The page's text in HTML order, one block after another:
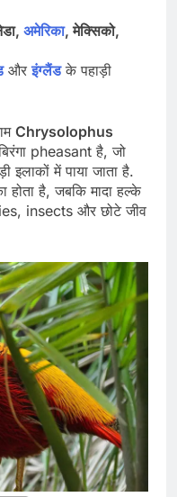
अमेरिका, मेक्सिको,
औरइंग्लैंडके पहाड़ी
Chrysolophus
pheasant है, जो
में पाया जाता है.
है, जबकि मादा हल्के
insects और छोटे जीव